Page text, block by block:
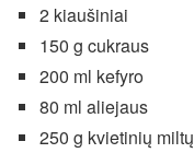
2 kiaušiniai
150 g cukraus
200 ml kefyro
80 ml aliejaus
250 g kvietinių miltų